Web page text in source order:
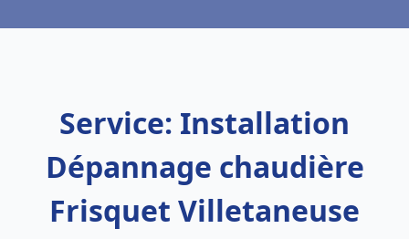
Service: Installation
Dépannage chaudière
Frisquet Villetaneuse